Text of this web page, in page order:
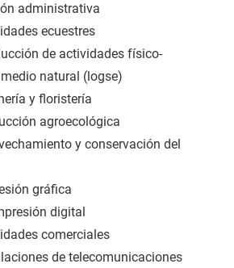
administrativa
ecuestres
de actividades físico-
natural (logse)
y floristería
agroecológica
y conservación del
gráfica
digital
comerciales
de telecomunicaciones